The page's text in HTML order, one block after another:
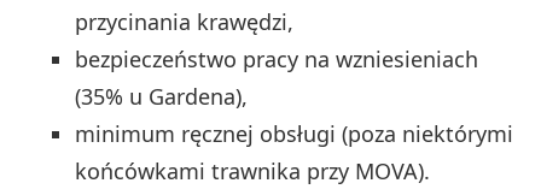
przycinania krawędzi,
bezpieczeństwo pracy na wzniesieniach
(35% u Gardena),
minimum ręcznej obsługi (poza niektórymi
końcówkami trawnika przy MOVA).